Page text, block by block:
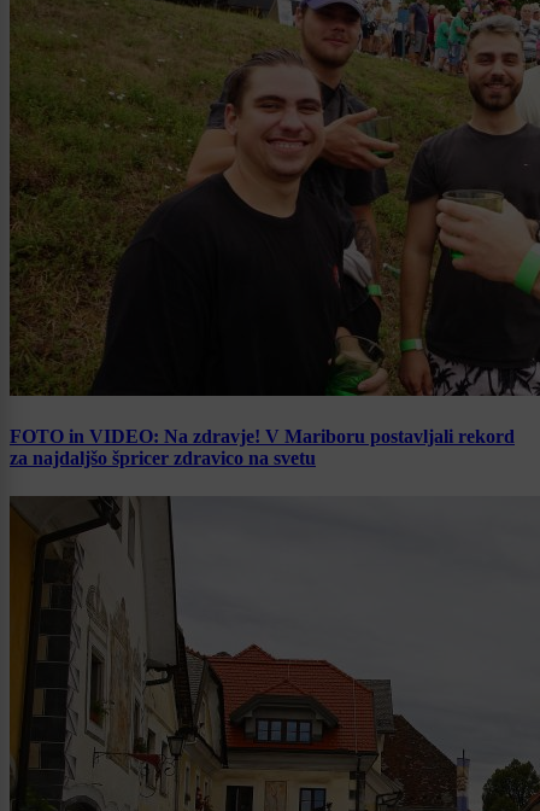
FOTO in VIDEO: Na zdravje! V Mariboru postavljali rekord
za najdaljšo špricer zdravico na svetu